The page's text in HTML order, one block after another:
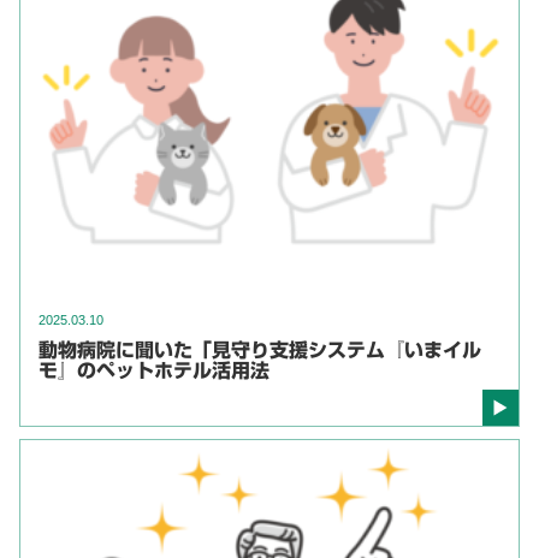
2025.03.10
動物病院に聞いた「見守り支援システム『いまイル
モ』のペットホテル活用法